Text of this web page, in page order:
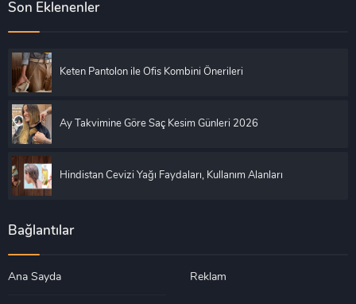
Son Eklenenler
Keten Pantolon ile Ofis Kombini Önerileri
Ay Takvimine Göre Saç Kesim Günleri 2026
Hindistan Cevizi Yağı Faydaları, Kullanım Alanları
Bağlantılar
Ana Sayda Reklam